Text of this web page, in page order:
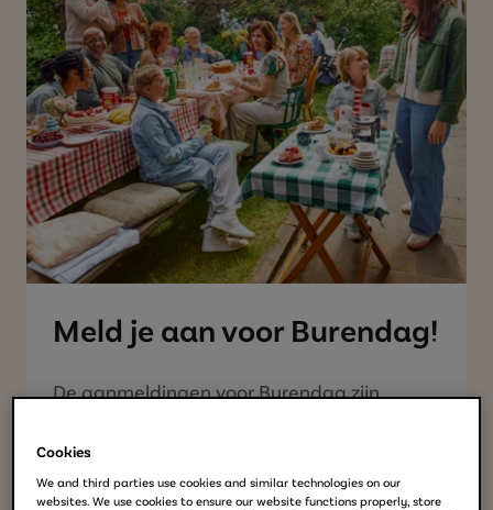
Meld je aan voor Burendag!
De aanmeldingen voor Burendag zijn
vieren we de 2
initiatief.
Cookies
We and third parties use cookies and similar technologies on our
websites. We use cookies to ensure our website functions properly, store